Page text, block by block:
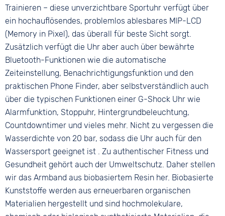
Trainieren – diese unverzichtbare Sportuhr verfügt über
ein hochauflösendes, problemlos ablesbares MIP-LCD
(Memory in Pixel), das überall für beste Sicht sorgt.
Zusätzlich verfügt die Uhr aber auch über bewährte
Bluetooth-Funktionen wie die automatische
Zeiteinstellung, Benachrichtigungsfunktion und den
praktischen Phone Finder, aber selbstverständlich auch
über die typischen Funktionen einer G-Shock Uhr wie
Alarmfunktion, Stoppuhr, Hintergrundbeleuchtung,
Countdowntimer und vieles mehr. Nicht zu vergessen die
Wasserdichte von 20 bar, sodass die Uhr auch für den
Wassersport geeignet ist . Zu authentischer Fitness und
Gesundheit gehört auch der Umweltschutz. Daher stellen
wir das Armband aus biobasiertem Resin her. Biobasierte
Kunststoffe werden aus erneuerbaren organischen
Materialien hergestellt und sind hochmolekulare,